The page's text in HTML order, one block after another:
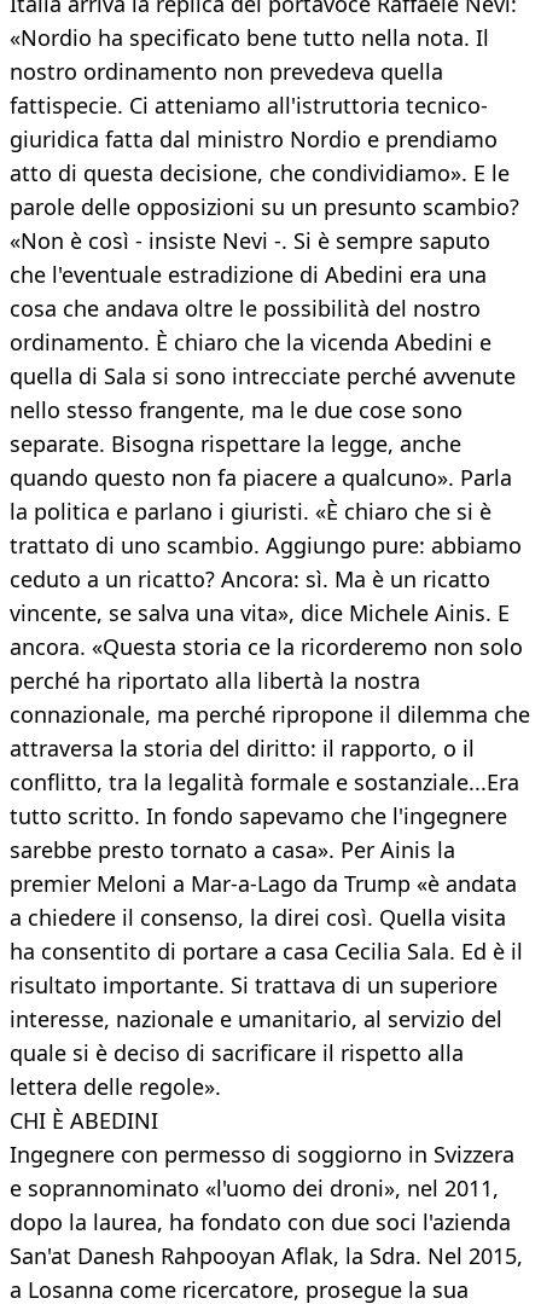
«Nordio ha specificato bene tutto nella nota. Il
nostro ordinamento non prevedeva quella
fattispecie. Ci atteniamo all'istruttoria tecnico-
giuridica fatta dal ministro Nordio e prendiamo
atto di questa decisione, che condividiamo». E le
parole delle opposizioni su un presunto scambio?
«Non è così - insiste Nevi -. Si è sempre saputo
che l'eventuale estradizione di Abedini era una
cosa che andava oltre le possibilità del nostro
ordinamento. È chiaro che la vicenda Abedini e
quella di Sala si sono intrecciate perché avvenute
nello stesso frangente, ma le due cose sono
separate. Bisogna rispettare la legge, anche
quando questo non fa piacere a qualcuno». Parla
la politica e parlano i giuristi. «È chiaro che si è
trattato di uno scambio. Aggiungo pure: abbiamo
ceduto a un ricatto? Ancora: sì. Ma è un ricatto
vincente, se salva una vita», dice Michele Ainis. E
ancora. «Questa storia ce la ricorderemo non solo
perché ha riportato alla libertà la nostra
connazionale, ma perché ripropone il dilemma che
attraversa la storia del diritto: il rapporto, o il
conflitto, tra la legalità formale e sostanziale...Era
tutto scritto. In fondo sapevamo che l'ingegnere
sarebbe presto tornato a casa». Per Ainis la
premier Meloni a Mar-a-Lago da Trump «è andata
a chiedere il consenso, la direi così. Quella visita
ha consentito di portare a casa Cecilia Sala. Ed è il
risultato importante. Si trattava di un superiore
interesse, nazionale e umanitario, al servizio del
quale si è deciso di sacrificare il rispetto alla
lettera delle regole».
CHI È ABEDINI
Ingegnere con permesso di soggiorno in Svizzera
e soprannominato «l'uomo dei droni», nel 2011,
dopo la laurea, ha fondato con due soci l'azienda
San'at Danesh Rahpooyan Aflak, la Sdra. Nel 2015,
a Losanna come ricercatore, prosegue la sua